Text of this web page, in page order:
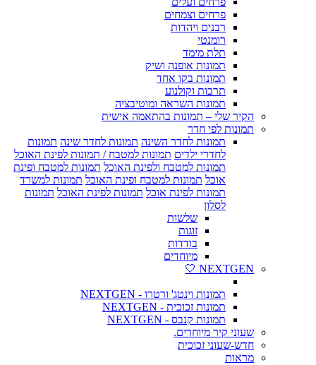
פרחים וצמחים
רבנים ויהדות
רומנטי
תלת מימד
תמונות אופנה ושיק
תמונות בקו אחד
תרבות וקולנוע
תמונות השראה ומוטיבציה
הקיר שלי – תמונות בהתאמה אישית
תמונות לפי חדר
תמונות לחדר השינה תמונות לחדר שינה תמונות
לחדרי ילדים תמונות למטבח / תמונות לפינת האוכל
תמונות למטבח ולפינת האוכל תמונות למטבח ופינת
אוכל תמונות למטבח ופינת האוכל תמונות למשרד
תמונות לפינת אוכל תמונות לפינת האוכל תמונות
לסלון
שלשות
זוגות
בודדות
מיוחדים
NEXTGEN 🤍
תמונות וינטג' ורטרו - NEXTGEN
תמונות זכוכית - NEXTGEN
תמונות קנבס - NEXTGEN
שעוני קיר מיוחדים.
חדש-שעוני זכוכית
מראות